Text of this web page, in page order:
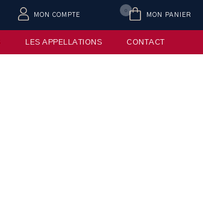
MON COMPTE MON PANIER
0
LES APPELLATIONS CONTACT